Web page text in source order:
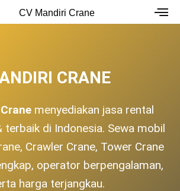
CV Mandiri Crane
CRANE
menyediakan jasa rental
terbaik di Indonesia. Sewa mobil
Crawler Crane, Tower Crane
operator berpengalaman,
harga terjangkau.